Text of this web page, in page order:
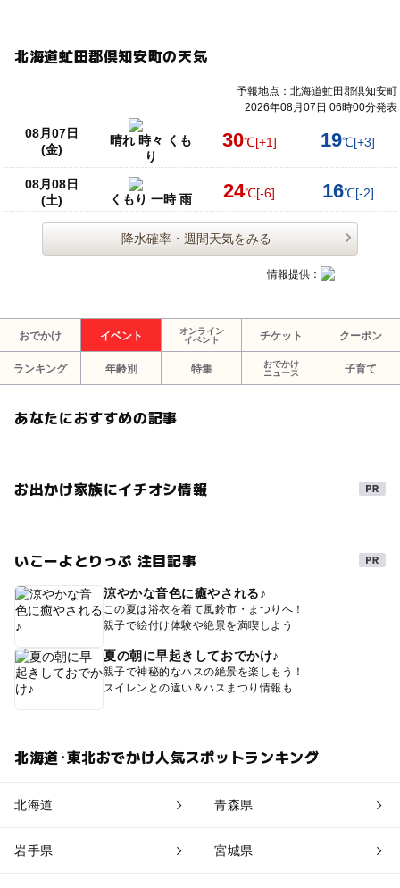
北海道虻田郡倶知安町の天気
予報地点：北海道虻田郡倶知安町
2026年08月07日 06時00分発表
08月07日
(金)
晴れ 時々 くも
り
30℃[+1] 19℃[+3]
08月08日
(土)
くもり 一時 雨 24℃[-6] 16℃[-2]
降水確率・週間天気をみる
情報提供：
おでかけ イベント
オンライン
イベント
チケット クーポン
ランキング 年齢別 特集
おでかけ
ニュース
子育て
あなたにおすすめの記事
お出かけ家族にイチオシ情報
いこーよとりっぷ 注目記事
涼やかな音色に癒やされる♪
この夏は浴衣を着て風鈴市・まつりへ！
親子で絵付け体験や絶景を満喫しよう
夏の朝に早起きしておでかけ♪
親子で神秘的なハスの絶景を楽しもう！
スイレンとの違い＆ハスまつり情報も
北海道･東北おでかけ人気スポットランキング
北海道 青森県
岩手県 宮城県